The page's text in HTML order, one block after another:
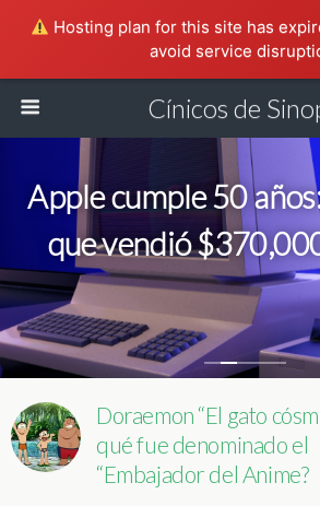
Hosting plan for this site has
avoid service
Cínicos de
Apple cumple 50
que vendió
por miedo y otros
fundación
Doraemon “El gato
qué fue denominado el
“Embajador del Anime?